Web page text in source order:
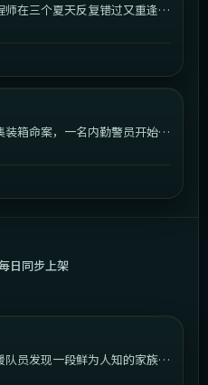
在三个夏天反复错过又重逢的
箱命案，一名内勤警员开始反
日同步上架
员发现一段鲜为人知的家族秘